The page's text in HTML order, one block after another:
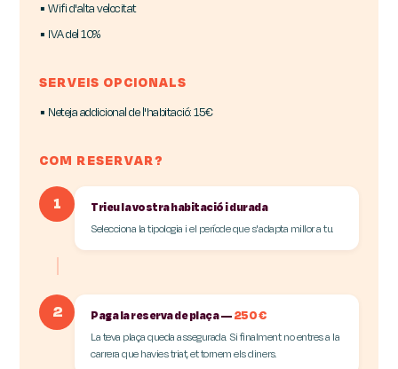
▪ Wifi d'alta velocitat
▪ IVA del 10%
SERVEIS OPCIONALS
▪ Neteja addicional de l'habitació: 15€
COM RESERVAR?
1
Trieu la vostra habitació i durada
Selecciona la tipologia i el període que s'adapta millor a tu.
2 Paga la reserva de plaça —250 €
La teva plaça queda assegurada. Si finalment no entres a la
carrera que havies triat, et tornem els diners.